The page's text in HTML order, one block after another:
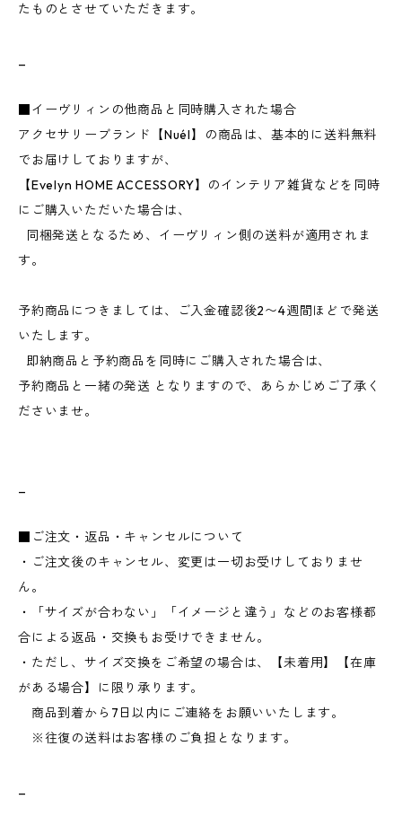
たものとさせていただきます。
■イーヴリィンの他商品と同時購入された場合
アクセサリーブランド【Nuél】の商品は、基本的に送料無料
でお届けしておりますが、
【Evelyn HOME ACCESSORY】のインテリア雑貨などを同時
にご購入いただいた場合は、
同梱発送となるため、イーヴリィン側の送料が適用されま
す。
予約商品につきましては、ご入金確認後2〜4週間ほどで発送
いたします。
即納商品と予約商品を同時にご購入された場合は、
予約商品と一緒の発送 となりますので、あらかじめご了承く
ださいませ。
■ご注文・返品・キャンセルについて
・ご注文後のキャンセル、変更は一切お受けしておりませ
ん。
・「サイズが合わない」「イメージと違う」などのお客様都
合による返品・交換もお受けできません。
・ただし、サイズ交換をご希望の場合は、【未着用】【在庫
がある場合】に限り承ります。
商品到着から7日以内にご連絡をお願いいたします。
※往復の送料はお客様のご負担となります。